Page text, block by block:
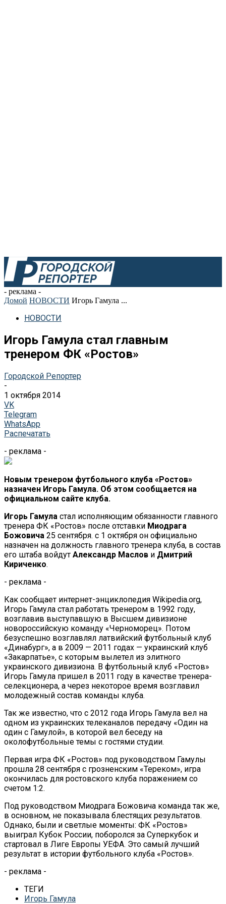
- реклама -
Домой НОВОСТИ Игорь Гамула ...
НОВОСТИ
Игорь Гамула стал главным
тренером ФК «Ростов»
Городской Репортер
-
1 октября 2014
VK
Telegram
WhatsApp
Распечатать
- реклама -
Новым тренером футбольного клуба «Ростов»
назначен Игорь Гамула. Об этом сообщается на
официальном сайте клуба.
Игорь Гамула стал исполняющим обязанности главного
тренера ФК «Ростов» после отставки Миодрага
Божовича 25 сентября. с 1 октября он официально
назначен на должность главного тренера клуба, в состав
его штаба войдут Александр Маслов и Дмитрий
Кириченко.
- реклама -
Как сообщает интернет-энциклопедия Wikipedia.org,
Игорь Гамула стал работать тренером в 1992 году,
возглавив выступавшую в Высшем дивизионе
новороссийскую команду «Черноморец». Потом
безуспешно возглавлял латвийский футбольный клуб
«Динабург», а в 2009 — 2011 годах — украинский клуб
«Закарпатье», с которым вылетел из элитного
украинского дивизиона. В футбольный клуб «Ростов»
Игорь Гамула пришел в 2011 году в качестве тренера-
селекционера, а через некоторое время возглавил
молодежный состав команды клуба.
Так же известно, что с 2012 года Игорь Гамула вел на
одном из украинских телеканалов передачу «Один на
один с Гамулой», в которой вел беседу на
околофутбольные темы с гостями студии.
Первая игра ФК «Ростов» под руководством Гамулы
прошла 28 сентября с грозненским «Тереком», игра
окончилась для ростовского клуба поражением со
счетом 1:2.
Под руководством Миодрага Божовича команда так же,
в основном, не показывала блестящих результатов.
Однако, были и светлые моменты: ФК «Ростов»
выиграл Кубок России, поборолся за Суперкубок и
стартовал в Лиге Европы УЕФА. Это самый лучший
результат в истории футбольного клуба «Ростов».
- реклама -
ТЕГИ
Игорь Гамула